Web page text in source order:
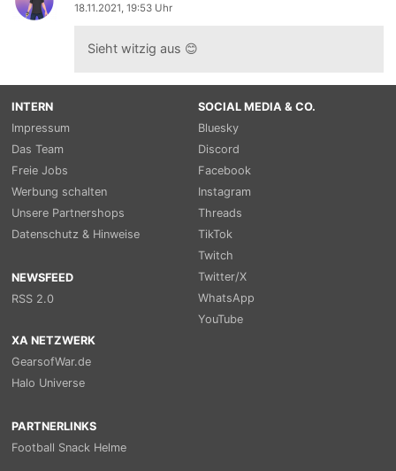
18.11.2021, 19:53 Uhr
Sieht witzig aus 😊
INTERN
Impressum
Das Team
Freie Jobs
Werbung schalten
Unsere Partnershops
Datenschutz & Hinweise
NEWSFEED
RSS 2.0
SOCIAL MEDIA & CO.
Bluesky
Discord
Facebook
Instagram
Threads
TikTok
Twitch
Twitter/X
WhatsApp
YouTube
XA NETZWERK
GearsofWar.de
Halo Universe
PARTNERLINKS
Football Snack Helme